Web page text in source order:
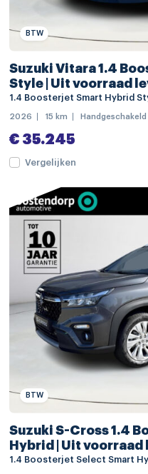
LED dagrijverlichting
LED koplampen
lichtmetalen velgen 17"
Bright Red 5
buitenspiegels
buitenspiegels
dakrails
dimlichten automatisch
extra getint glas
regensensor
Apple Carplay/Android
navigatiesysteem full
Bluetooth
multimedia-
multimedia scherm klein
BTW
Suzuki Vitara 1.4
Style | Uit voorraad
1.4 Boosterjet Smart Hybrid
2026 15 km Handgeschakeld
€ 35.245
Vergelijken
BTW
Suzuki S-Cross 1.4
Hybrid | Uit voorraad
1.4 Boosterjet Select Smart